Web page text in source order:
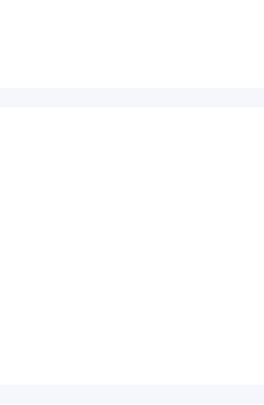
与“精诚育人、精细管理、
业能力和服务意识，不断提
测、委托检测、标准管理、
第三方智能网联汽车公共检
求，为智能网联汽车领域前
合作建设智能网联汽车信息
台化、多元化、国际化”的战